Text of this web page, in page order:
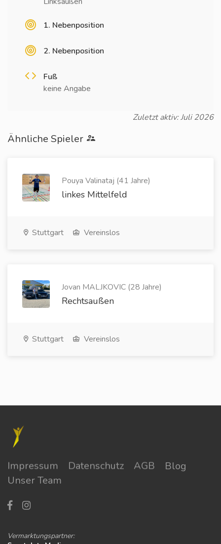
1. Nebenposition
2. Nebenposition
Fuß
keine Angabe
Zuletzt aktiv: Juli 2026
Ähnliche Spieler
Pouya Valinataj (41 Jahre)
linkes Mittelfeld
Stuttgart Vereinslos
Jovan MALJKOVIC (28 Jahre)
Rechtsaußen
Stuttgart Vereinslos
Impressum Datenschutz AGB
Blog
Unser Team
Vermarktungspartner: